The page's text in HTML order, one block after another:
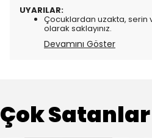
UYARILAR:
Çocuklardan uzakta, serin
olarak saklayınız.
Devamını Göster
Çok Satanlar